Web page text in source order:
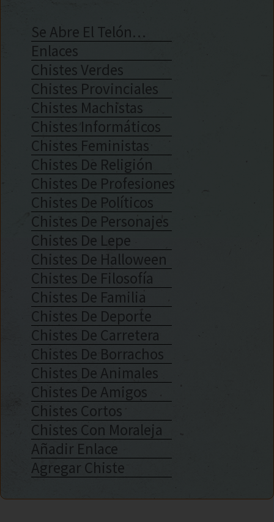
Se Abre El Telón…
Enlaces
Chistes Verdes
Chistes Provinciales
Chistes Machistas
Chistes Informáticos
Chistes Feministas
Chistes De Religión
Chistes De Profesiones
Chistes De Políticos
Chistes De Personajes
Chistes De Lepe
Chistes De Halloween
Chistes De Filosofía
Chistes De Familia
Chistes De Deporte
Chistes De Carretera
Chistes De Borrachos
Chistes De Animales
Chistes De Amigos
Chistes Cortos
Chistes Con Moraleja
Añadir Enlace
Agregar Chiste